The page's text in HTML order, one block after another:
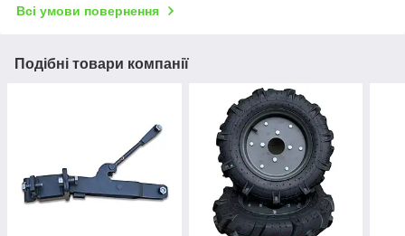
Всі умови повернення
Подібні товари компанії